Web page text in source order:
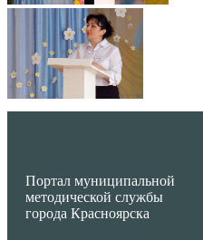
Портал муниципальной
методической службы
города Красноярска